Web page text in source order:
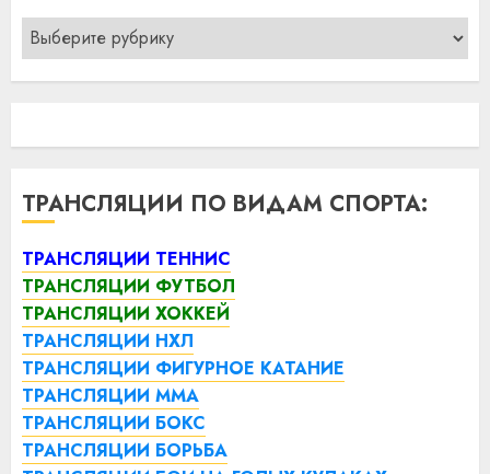
Рубрики
ТРАНСЛЯЦИИ ПО ВИДАМ СПОРТА:
ТРАНСЛЯЦИИ ТЕННИС
ТРАНСЛЯЦИИ ФУТБОЛ
ТРАНСЛЯЦИИ ХОККЕЙ
ТРАНСЛЯЦИИ НХЛ
ТРАНСЛЯЦИИ ФИГУРНОЕ КАТАНИЕ
ТРАНСЛЯЦИИ ММА
ТРАНСЛЯЦИИ БОКС
ТРАНСЛЯЦИИ БОРЬБА